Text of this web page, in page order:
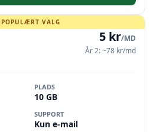
POPULÆRT VALG
5 kr/MD
År 2: ~78 kr/md
PLADS
10 GB
SUPPORT
Kun e-mail